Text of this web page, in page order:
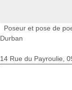
Poseur et pose de
Durban
14 Rue du Payroulie,